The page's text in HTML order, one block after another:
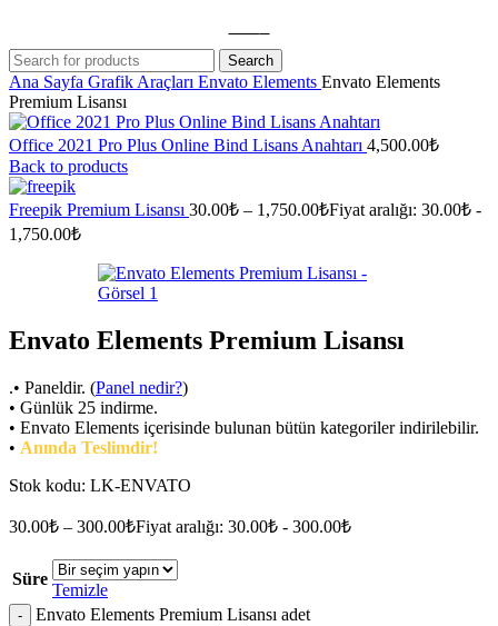
Search
Ana Sayfa Grafik Araçları Envato Elements Envato Elements
Premium Lisansı
Office 2021 Pro Plus Online Bind Lisans Anahtarı 4,500.00₺
Back to products
Freepik Premium Lisansı 30.00₺ – 1,750.00₺Fiyat aralığı: 30.00₺ -
1,750.00₺
Envato Elements Premium Lisansı
.• Paneldir. (Panel nedir?)
• Günlük 25 indirme.
• Envato Elements içerisinde bulunan bütün kategoriler indirilebilir.
• Anında Teslimdir!
Stok kodu: LK-ENVATO
30.00₺ – 300.00₺Fiyat aralığı: 30.00₺ - 300.00₺
Süre
Temizle
Envato Elements Premium Lisansı adet